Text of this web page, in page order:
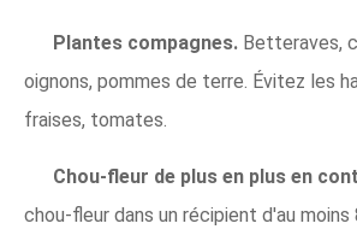
Plantes compagnes. Betteraves,
oignons, pommes de terre. Évitez les
fraises, tomates.
Chou-fleur de plus en plus en
chou-fleur dans un récipient d'au